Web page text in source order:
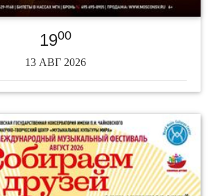
1900
13 АВГ 2026